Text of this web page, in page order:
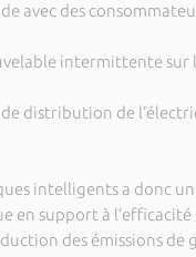
avec des
intermittente sur
distribution de
intelligents a donc
en support à
des émissions de